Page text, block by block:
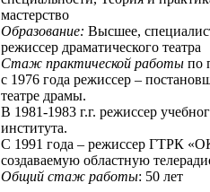
мастерство
Образование: Высшее,
режиссер драматического театра
Стаж практической работы по
с 1976 года режиссер –
театре драмы.
В 1981-1983 г.г. режиссер
института.
С 1991 года – режиссер ГТРК
создаваемую областную
Общий стаж работы: 50 лет